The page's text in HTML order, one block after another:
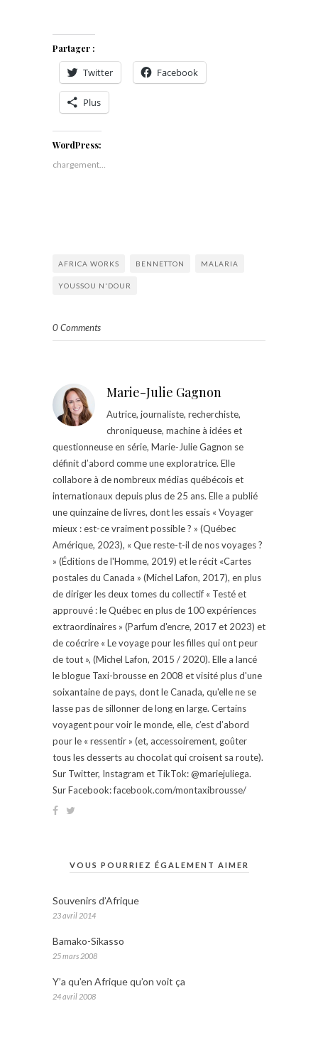
Partager :
Twitter Facebook
Plus
WordPress:
chargement…
AFRICA WORKS BENNETTON MALARIA
YOUSSOU N'DOUR
0 Comments
Marie-Julie Gagnon
Autrice, journaliste, recherchiste,
chroniqueuse, machine à idées et
questionneuse en série, Marie-Julie Gagnon se
définit d’abord comme une exploratrice. Elle
collabore à de nombreux médias québécois et
internationaux depuis plus de 25 ans. Elle a publié
une quinzaine de livres, dont les essais « Voyager
mieux : est-ce vraiment possible ? » (Québec
Amérique, 2023), « Que reste-t-il de nos voyages ?
» (Éditions de l'Homme, 2019) et le récit «Cartes
postales du Canada » (Michel Lafon, 2017), en plus
de diriger les deux tomes du collectif « Testé et
approuvé : le Québec en plus de 100 expériences
extraordinaires » (Parfum d'encre, 2017 et 2023) et
de coécrire « Le voyage pour les filles qui ont peur
de tout », (Michel Lafon, 2015 / 2020). Elle a lancé
le blogue Taxi-brousse en 2008 et visité plus d'une
soixantaine de pays, dont le Canada, qu'elle ne se
lasse pas de sillonner de long en large. Certains
voyagent pour voir le monde, elle, c’est d’abord
pour le « ressentir » (et, accessoirement, goûter
tous les desserts au chocolat qui croisent sa route).
Sur Twitter, Instagram et TikTok: @mariejuliega.
Sur Facebook: facebook.com/montaxibrousse/
VOUS POURRIEZ ÉGALEMENT AIMER
Souvenirs d’Afrique
23 avril 2014
Bamako-Sikasso
25 mars 2008
Y’a qu’en Afrique qu’on voit ça
24 avril 2008